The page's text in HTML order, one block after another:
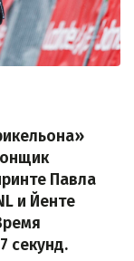
Павла
и Йенте
секунд.